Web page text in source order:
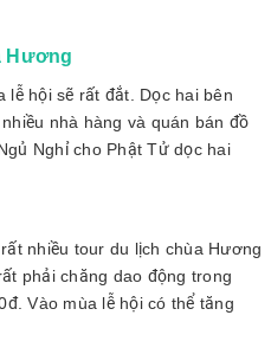
Hương
lễ hội sẽ rất đắt. Dọc hai bên
nhà hàng và quán bán đồ
Nghỉ cho Phật Tử dọc hai
nhiều tour du lịch chùa Hương
phải chăng dao động trong
Vào mùa lễ hội có thể tăng